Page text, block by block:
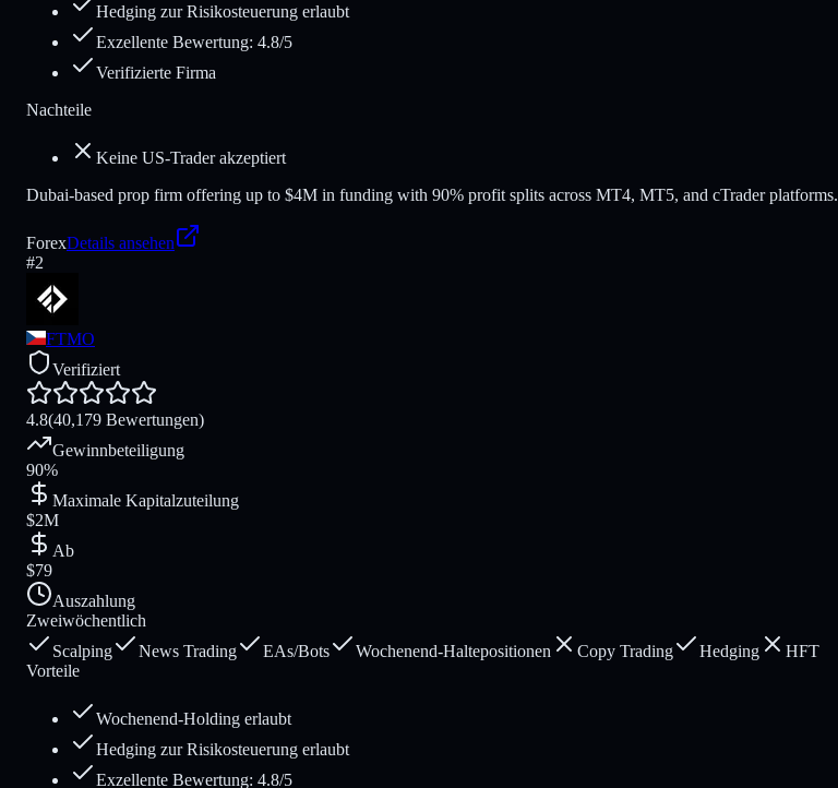
Hedging zur Risikosteuerung erlaubt
Exzellente Bewertung: 4.8/5
Verifizierte Firma
Nachteile
Keine US-Trader akzeptiert
Dubai-based prop firm offering up to $4M in funding with 90% profit splits across MT4, MT5, and cTrader platforms.
ForexDetails ansehen
#2
FTMO
Verifiziert
4.8(40,179 Bewertungen)
Gewinnbeteiligung
90%
Maximale Kapitalzuteilung
$2M
Ab
$79
Auszahlung
Zweiwöchentlich
Scalping
News Trading EAs/Bots Wochenend-Haltepositionen Copy Trading Hedging
HFT
Vorteile
Wochenend-Holding erlaubt
Hedging zur Risikosteuerung erlaubt
Exzellente Bewertung: 4.8/5